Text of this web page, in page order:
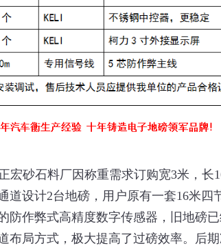
宏砂石料厂因称重需求订购宽3米，长
道设计2台地磅，用户原有一套16米四
防作弊式高精度数字传感器，旧地磅
布局方式，极大提高了过磅效率。后